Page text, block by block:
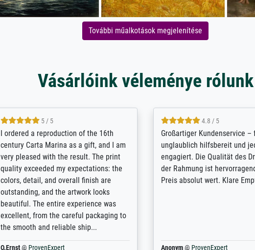
További műalkotások megjelenítése
Vásárlóink véleménye rólunk
5 / 5
The team at Meisterdrucke strives to
meet its clients demands, and provides
expert advice on how to obtain the best
results for the prints requested by the
client. The company has a vast
repertoire of prints to choose from, and
will provide excellent service also with
regards to prints which are not in that
repertoire. Highly recommended!
Anonym@ProvenExpert
5 / 5
Outstanding quality and
support. - the quality of the
excellent and difficult to
from the real thing; it will be
for high-quality art prints
Anonym@ ProvenExpert